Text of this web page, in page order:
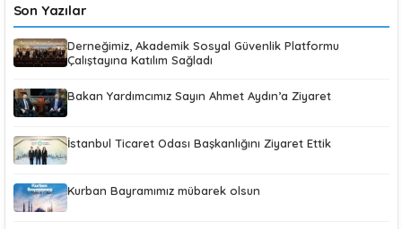
Son Yazılar
Derneğimiz, Akademik Sosyal Güvenlik Platformu
Çalıştayına Katılım Sağladı
Bakan Yardımcımız Sayın Ahmet Aydın’a Ziyaret
İstanbul Ticaret Odası Başkanlığını Ziyaret Ettik
Kurban Bayramımız mübarek olsun